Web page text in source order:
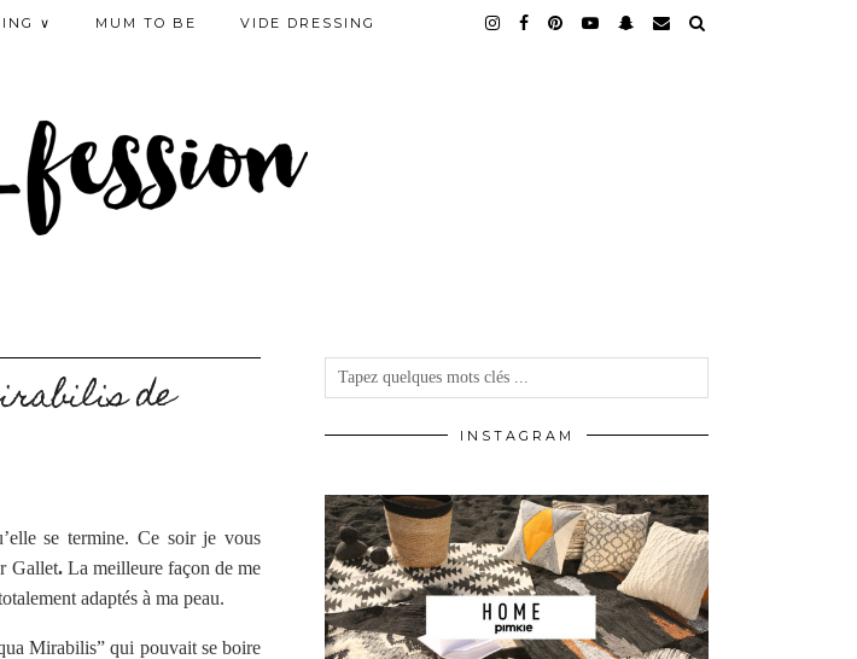
∨ MUM TO BE VIDE DRESSING
de
se termine. Ce soir je vous
Gallet.La meilleure façon de me
adaptés à ma peau.
Mirabilis” qui pouvait se boire
INSTAGRAM